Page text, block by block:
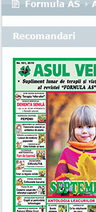
Formula AS ›
Recomandari